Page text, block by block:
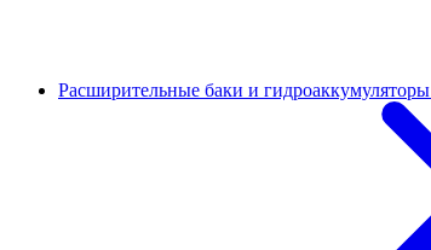
Расширительные баки и гидроаккумуляторы